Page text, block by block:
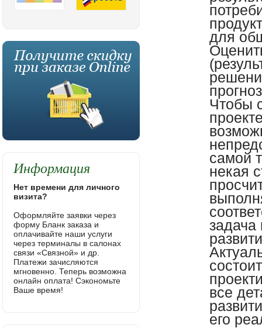
для
Чтобы
самой
некая
задача
все
его
Информация
Нет времени для личного
визита?
Оформляйте заявки через
форму Бланк заказа и
оплачивайте наши услуги
через терминалы в салонах
связи «Связной» и др.
Платежи зачисляются
мгновенно. Теперь возможна
онлайн оплата! Сэкономьте
Ваше время!